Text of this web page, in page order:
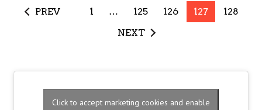
PREV 1 … 125 126 127
128
NEXT
Click to accept marketing cookies and enable